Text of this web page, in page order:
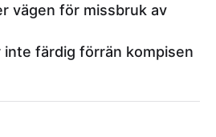
vägen för missbruk av
inte färdig förrän kompisen